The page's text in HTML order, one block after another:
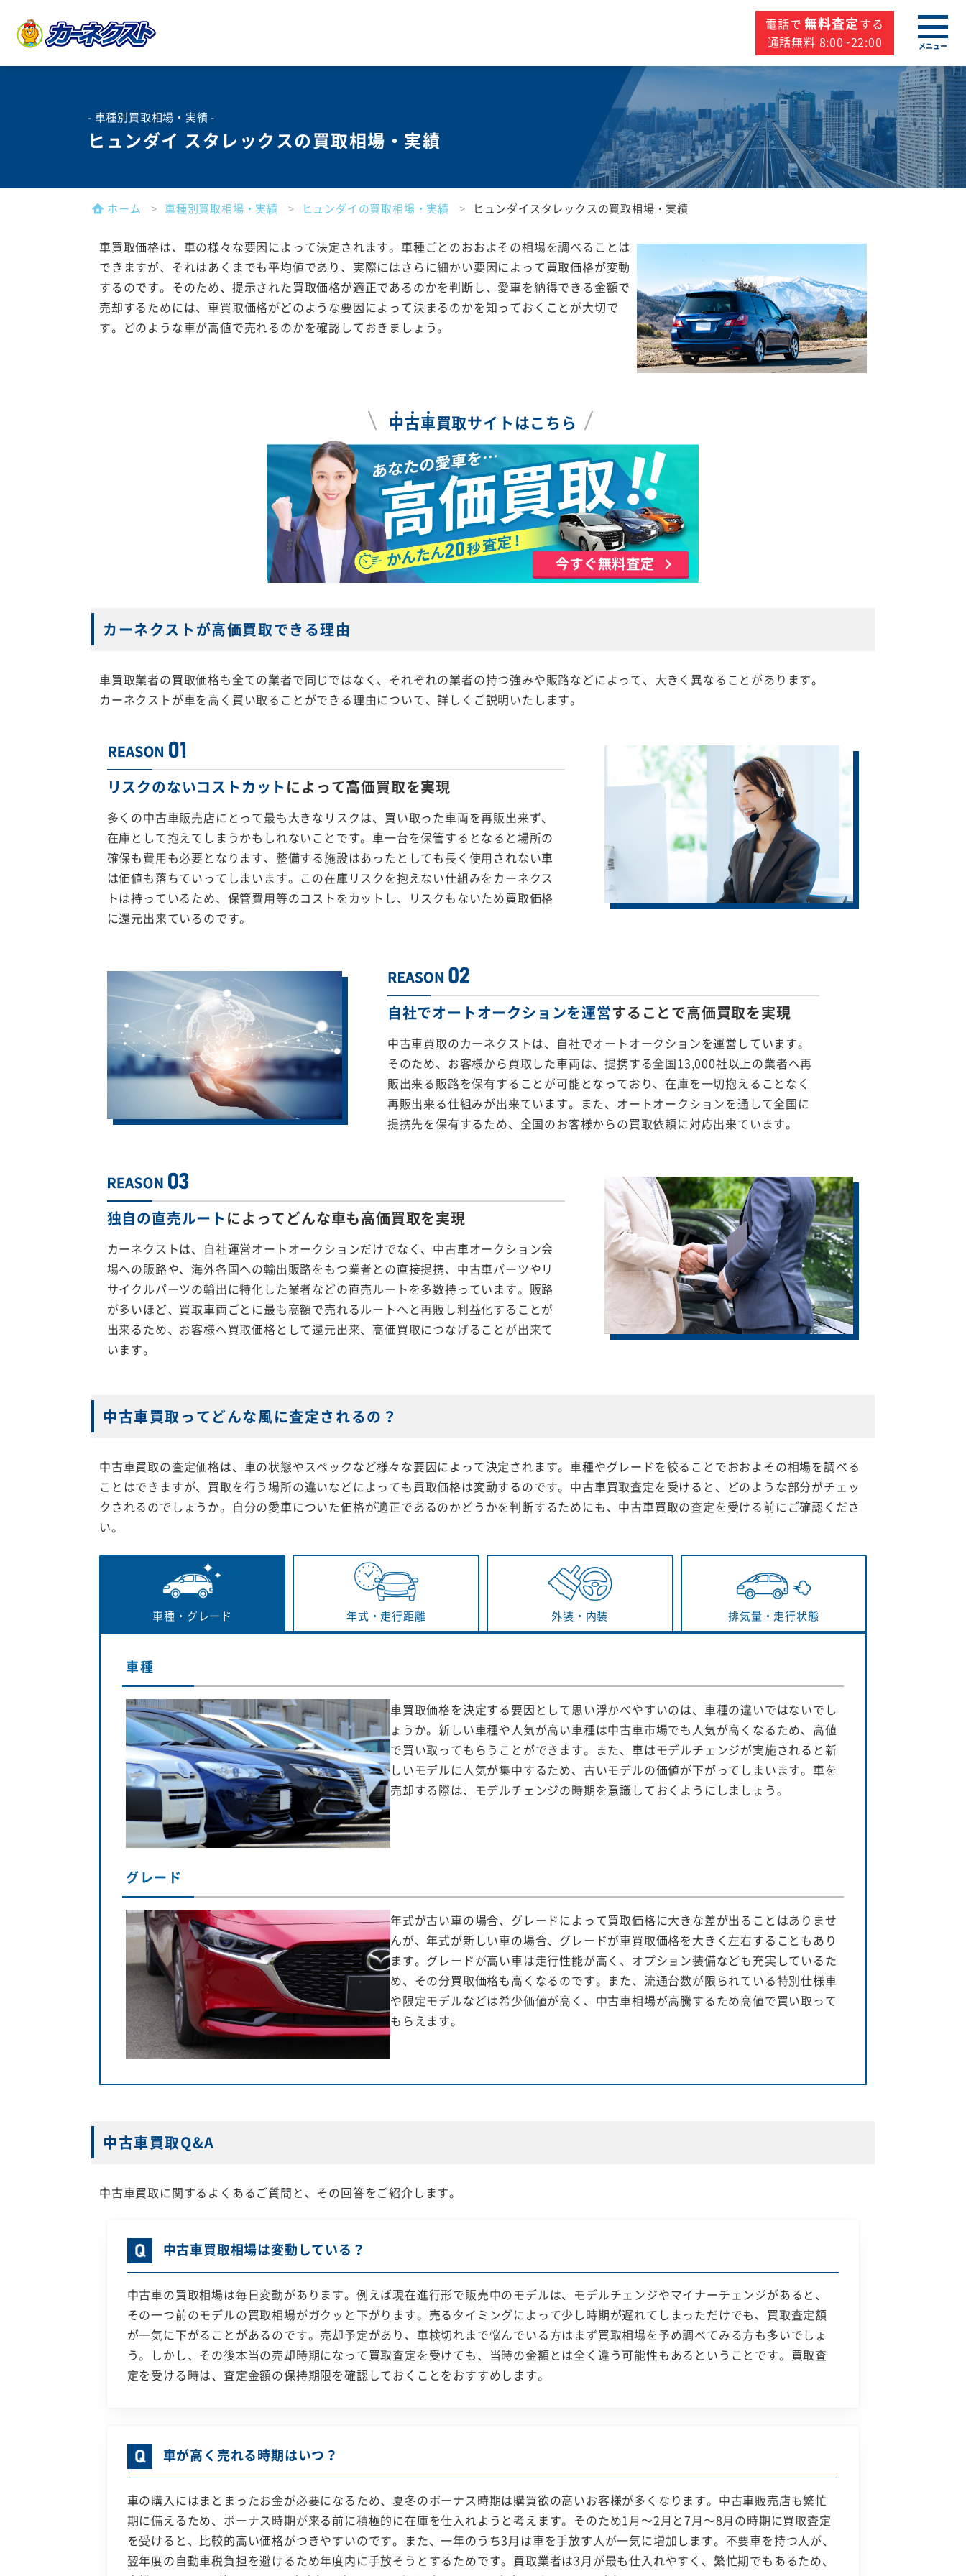
電話で 無料査定する
通話無料 8:00~22:00
メニュー
- 車種別買取相場・実績 -
ヒュンダイ スタレックスの買取相場・実績
ホーム 車種別買取相場・実績 ヒュンダイの買取相場・実績 ヒュンダイスタレックスの買取相場・実績
車買取価格は、車の様々な要因によって決定されます。車種ごとのおおよその相場を調べることは
できますが、それはあくまでも平均値であり、実際にはさらに細かい要因によって買取価格が変動
するのです。そのため、提示された買取価格が適正であるのかを判断し、愛車を納得できる金額で
売却するためには、車買取価格がどのような要因によって決まるのかを知っておくことが大切で
す。どのような車が高値で売れるのかを確認しておきましょう。
中古車買取サイトはこちら
カーネクストが高価買取できる理由
車買取業者の買取価格も全ての業者で同じではなく、それぞれの業者の持つ強みや販路などによって、大きく異なることがあります。
カーネクストが車を高く買い取ることができる理由について、詳しくご説明いたします。
リスクのないコストカットによって高価買取を実現
多くの中古車販売店にとって最も大きなリスクは、買い取った車両を再販出来ず、
在庫として抱えてしまうかもしれないことです。車一台を保管するとなると場所の
確保も費用も必要となります、整備する施設はあったとしても長く使用されない車
は価値も落ちていってしまいます。この在庫リスクを抱えない仕組みをカーネクス
トは持っているため、保管費用等のコストをカットし、リスクもないため買取価格
に還元出来ているのです。
自社でオートオークションを運営することで高価買取を実現
中古車買取のカーネクストは、自社でオートオークションを運営しています。
そのため、お客様から買取した車両は、提携する全国13,000社以上の業者へ再
販出来る販路を保有することが可能となっており、在庫を一切抱えることなく
再販出来る仕組みが出来ています。また、オートオークションを通して全国に
提携先を保有するため、全国のお客様からの買取依頼に対応出来ています。
独自の直売ルートによってどんな車も高価買取を実現
カーネクストは、自社運営オートオークションだけでなく、中古車オークション会
場への販路や、海外各国への輸出販路をもつ業者との直接提携、中古車パーツやリ
サイクルパーツの輸出に特化した業者などの直売ルートを多数持っています。販路
が多いほど、買取車両ごとに最も高額で売れるルートへと再販し利益化することが
出来るため、お客様へ買取価格として還元出来、高価買取につなげることが出来て
います。
中古車買取ってどんな風に査定されるの？
中古車買取の査定価格は、車の状態やスペックなど様々な要因によって決定されます。車種やグレードを絞ることでおおよその相場を調べる
ことはできますが、買取を行う場所の違いなどによっても買取価格は変動するのです。中古車買取査定を受けると、どのような部分がチェッ
クされるのでしょうか。自分の愛車についた価格が適正であるのかどうかを判断するためにも、中古車買取の査定を受ける前にご確認くださ
い。
車種・ グレード 年式・ 走行距離 外装・ 内装 排気量・ 走行状態
車種
車買取価格を決定する要因として思い浮かべやすいのは、車種の違いではないでし
ょうか。新しい車種や人気が高い車種は中古車市場でも人気が高くなるため、高値
で買い取ってもらうことができます。また、車はモデルチェンジが実施されると新
しいモデルに人気が集中するため、古いモデルの価値が下がってしまいます。車を
売却する際は、モデルチェンジの時期を意識しておくようにしましょう。
グレード
年式が古い車の場合、グレードによって買取価格に大きな差が出ることはありませ
んが、年式が新しい車の場合、グレードが車買取価格を大きく左右することもあり
ます。グレードが高い車は走行性能が高く、オプション装備なども充実しているた
め、その分買取価格も高くなるのです。また、流通台数が限られている特別仕様車
や限定モデルなどは希少価値が高く、中古車相場が高騰するため高値で買い取って
もらえます。
中古車買取Q&A
中古車買取に関するよくあるご質問と、その回答をご紹介します。
中古車買取相場は変動している？
中古車の買取相場は毎日変動があります。例えば現在進行形で販売中のモデルは、モデルチェンジやマイナーチェンジがあると、
その一つ前のモデルの買取相場がガクッと下がります。売るタイミングによって少し時期が遅れてしまっただけでも、買取査定額
が一気に下がることがあるのです。売却予定があり、車検切れまで悩んでいる方はまず買取相場を予め調べてみる方も多いでしょ
う。しかし、その後本当の売却時期になって買取査定を受けても、当時の金額とは全く違う可能性もあるということです。買取査
定を受ける時は、査定金額の保持期限を確認しておくことをおすすめします。
車が高く売れる時期はいつ？
車の購入にはまとまったお金が必要になるため、夏冬のボーナス時期は購買欲の高いお客様が多くなります。中古車販売店も繁忙
期に備えるため、ボーナス時期が来る前に積極的に在庫を仕入れようと考えます。そのため1月～2月と7月～8月の時期に買取査定
を受けると、比較的高い価格がつきやすいのです。また、一年のうち3月は車を手放す人が一気に増加します。不要車を持つ人が、
翌年度の自動車税負担を避けるため年度内に手放そうとするためです。買取業者は3月が最も仕入れやすく、繁忙期でもあるため、